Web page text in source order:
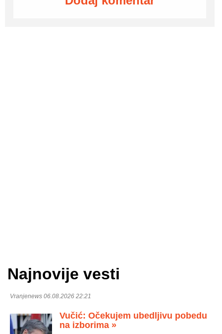
Najnovije vesti
Vranjenews 06.08.2026 22:21
Vučić: Očekujem ubedljivu pobedu
na izborima »